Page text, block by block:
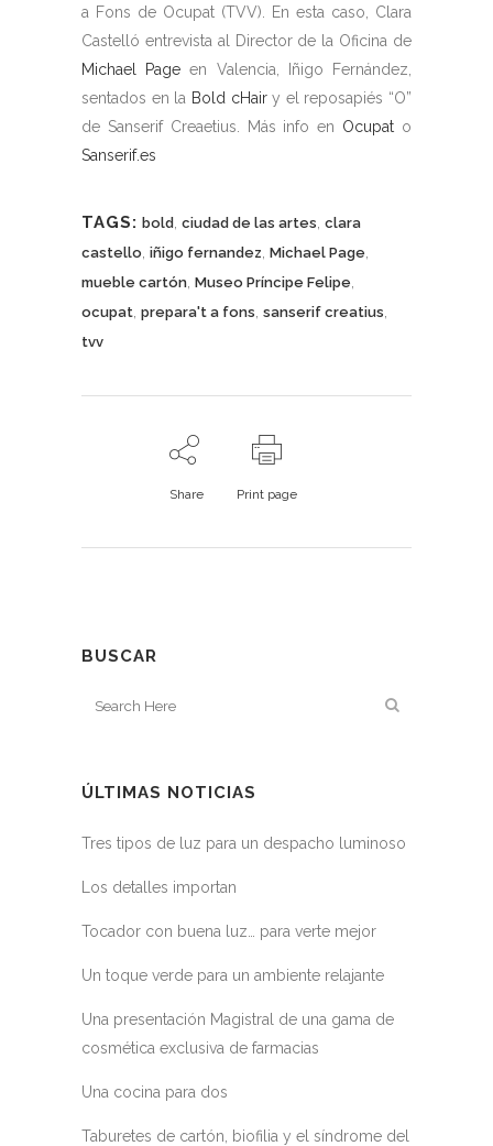
a Fons de Ocupat (TVV). En esta caso, Clara
Castelló entrevista al Director de la Oficina de
Michael Page en Valencia, Iñigo Fernández,
sentados en la Bold cHairy el reposapiés “O”
de Sanserif Creaetius. Más info en Ocupat o
Sanserif.es
TAGS: bold ciudad de las artes clara
castello iñigo fernandez Michael Page
mueble cartón Museo Príncipe Felipe
ocupat prepara't a fons sanserif creatius
tvv
Share Print page
BUSCAR
ÚLTIMAS NOTICIAS
Tres tipos de luz para un despacho luminoso
Los detalles importan
Tocador con buena luz… para verte mejor
Un toque verde para un ambiente relajante
Una presentación Magistral de una gama de
cosmética exclusiva de farmacias
Una cocina para dos
Taburetes de cartón, biofilia y el síndrome del